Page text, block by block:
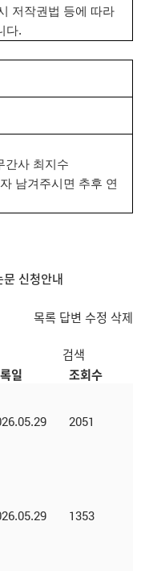
저작권법 등에 따라
다.
간사 최지수
남겨주시면 추후 연
신청안내
목록 답변 수정 삭제
일
조회수
2051
1353